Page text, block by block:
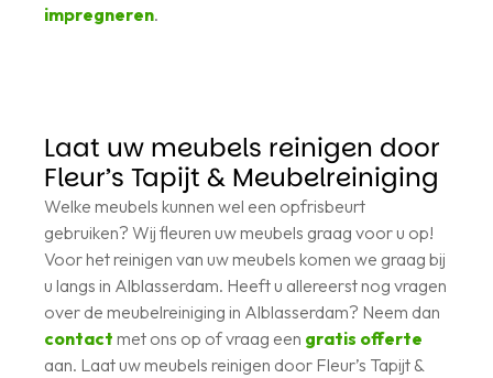
impregneren.
Laat uw meubels reinigen door
Fleur’s Tapijt & Meubelreiniging
Welke meubels kunnen wel een opfrisbeurt
gebruiken? Wij fleuren uw meubels graag voor u op!
Voor het reinigen van uw meubels komen we graag bij
u langs in Alblasserdam. Heeft u allereerst nog vragen
over de meubelreiniging in Alblasserdam? Neem dan
contact met ons op of vraag een gratis offerte
aan. Laat uw meubels reinigen door Fleur’s Tapijt &